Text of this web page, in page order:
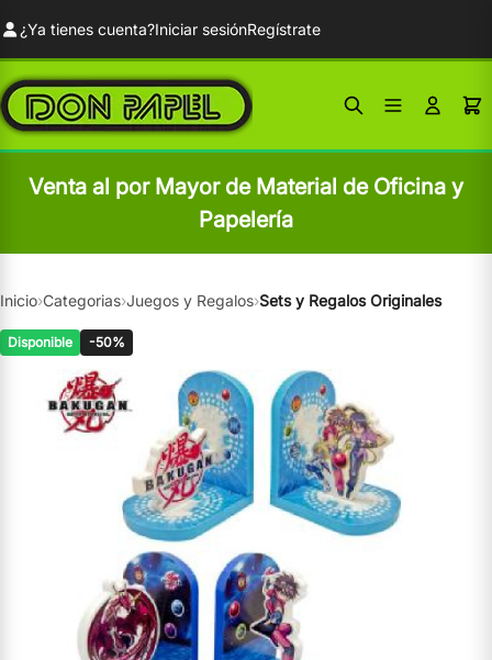
¿Ya tienes cuenta?Iniciar sesiónRegístrate
Venta al por Mayor de Material de Oficina y
Papelería
Inicio›Categorias›Juegos y Regalos›Sets y Regalos Originales
Disponible -50%